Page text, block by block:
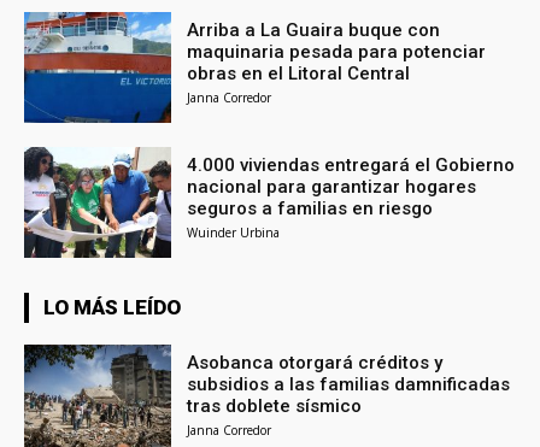
Arriba a La Guaira buque con
maquinaria pesada para potenciar
obras en el Litoral Central
Janna Corredor
4.000 viviendas entregará el Gobierno
nacional para garantizar hogares
seguros a familias en riesgo
Wuinder Urbina
LO MÁS LEÍDO
Asobanca otorgará créditos y
subsidios a las familias damnificadas
tras doblete sísmico
Janna Corredor